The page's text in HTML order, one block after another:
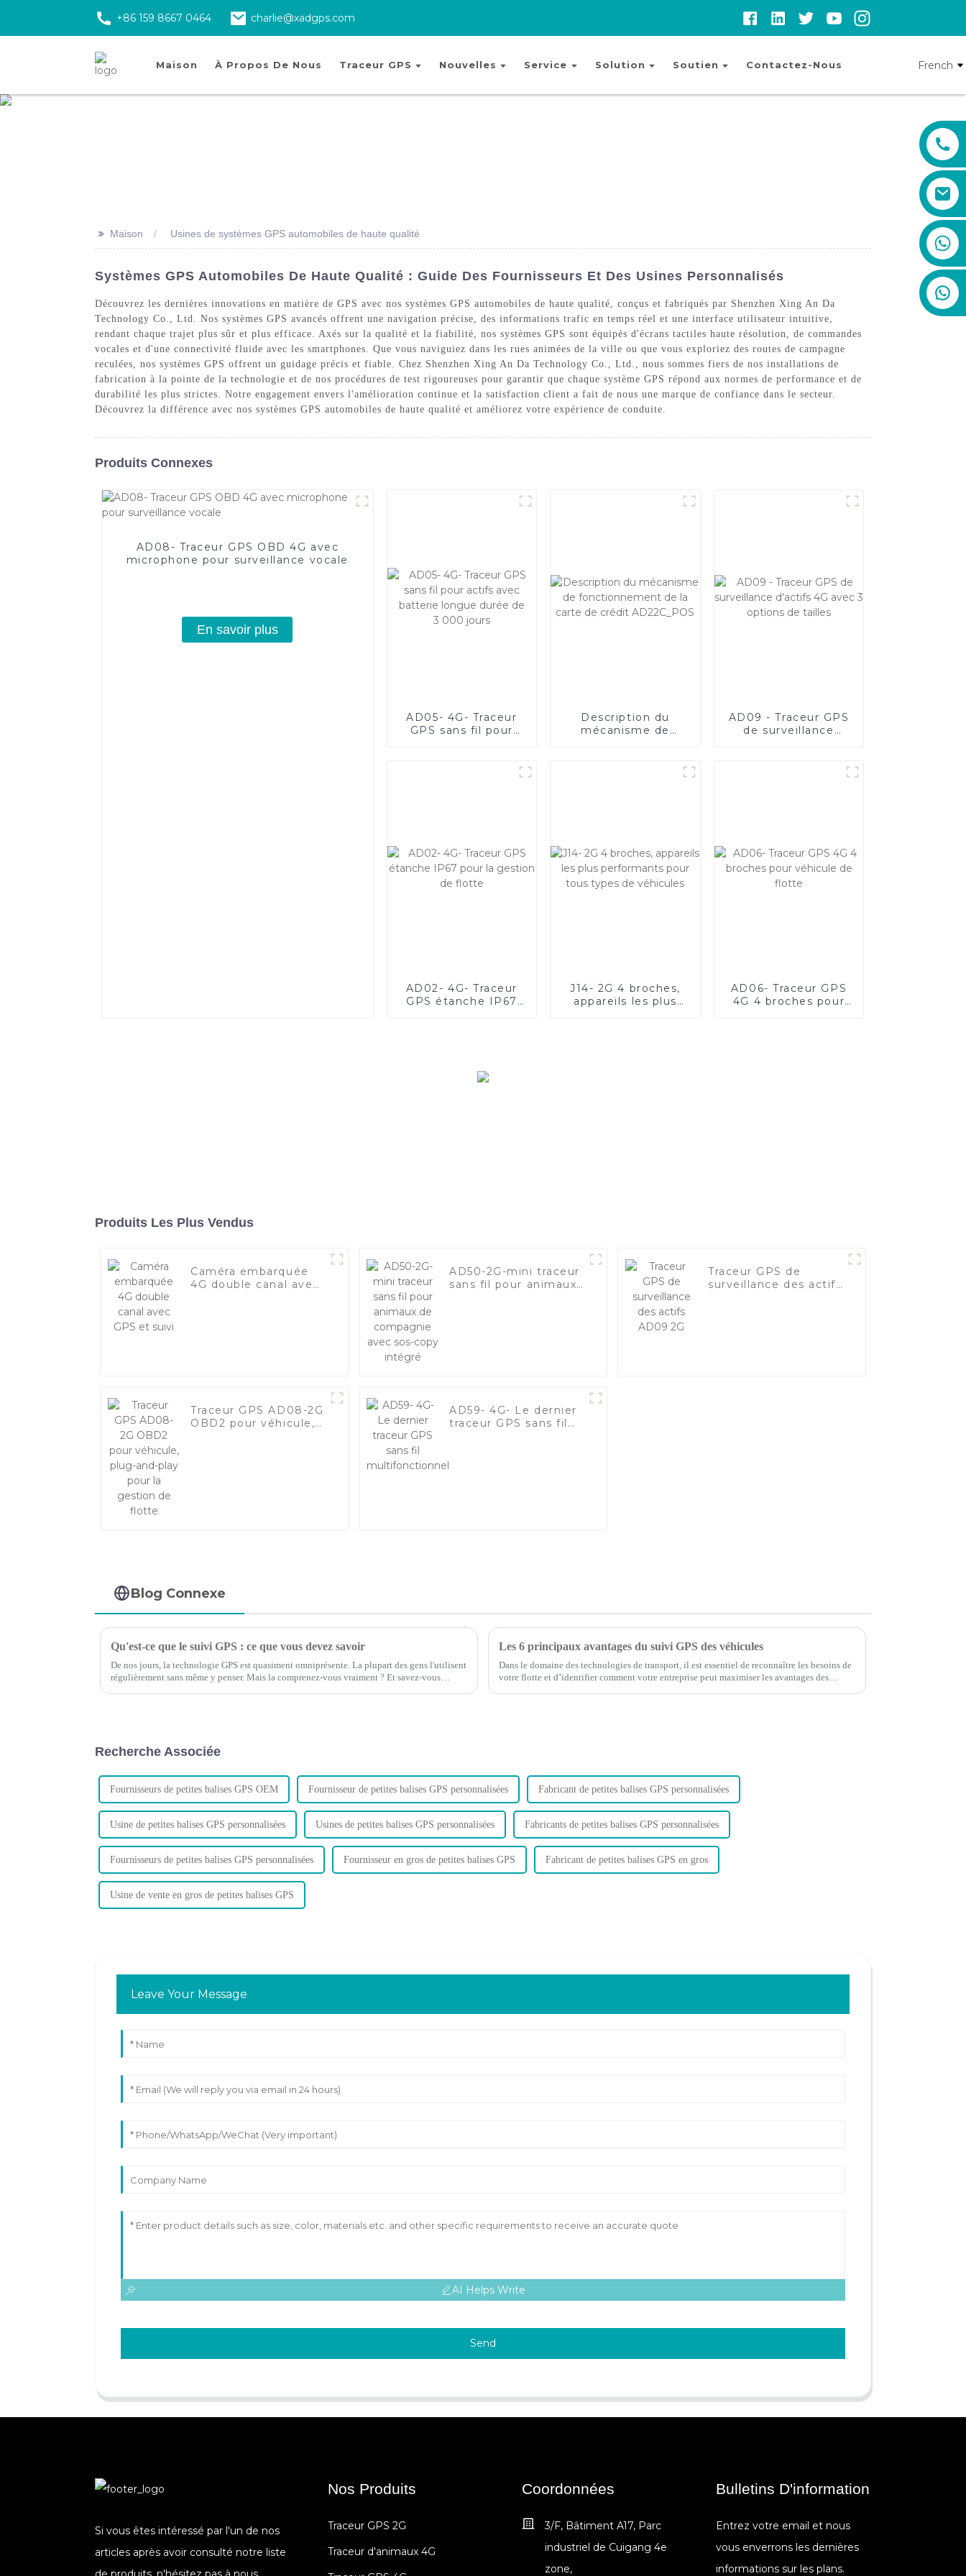
+86 159 8667 0464 charlie@xadgps.com
Maison À Propos De Nous Traceur GPS Nouvelles Service Solution Soutien Contactez-Nous French
>> Maison Usines de systèmes GPS automobiles de haute qualité
Systèmes GPS Automobiles De Haute Qualité : Guide Des Fournisseurs Et Des Usines Personnalisés
Découvrez les dernières innovations en matière de GPS avec nos systèmes GPS automobiles de haute qualité, conçus et fabriqués par Shenzhen Xing An Da
Technology Co., Ltd. Nos systèmes GPS avancés offrent une navigation précise, des informations trafic en temps réel et une interface utilisateur intuitive,
rendant chaque trajet plus sûr et plus efficace. Axés sur la qualité et la fiabilité, nos systèmes GPS sont équipés d'écrans tactiles haute résolution, de commandes
vocales et d'une connectivité fluide avec les smartphones. Que vous naviguiez dans les rues animées de la ville ou que vous exploriez des routes de campagne
reculées, nos systèmes GPS offrent un guidage précis et fiable. Chez Shenzhen Xing An Da Technology Co., Ltd., nous sommes fiers de nos installations de
fabrication à la pointe de la technologie et de nos procédures de test rigoureuses pour garantir que chaque système GPS répond aux normes de performance et de
durabilité les plus strictes. Notre engagement envers l'amélioration continue et la satisfaction client a fait de nous une marque de confiance dans le secteur.
Découvrez la différence avec nos systèmes GPS automobiles de haute qualité et améliorez votre expérience de conduite.
Produits Connexes
AD08- Traceur GPS OBD 4G avec
microphone pour surveillance vocale
En savoir plus
AD05- 4G- Traceur
GPS sans fil pour
Description du
mécanisme de
AD09 - Traceur GPS
de surveillance
AD02- 4G- Traceur
GPS étanche IP67
J14- 2G 4 broches,
appareils les plus
AD06- Traceur GPS
4G 4 broches pour
Produits Les Plus Vendus
Caméra embarquée
4G double canal avec
AD50-2G-mini traceur
sans fil pour animaux
Traceur GPS de
surveillance des actifs
Traceur GPS AD08-2G
OBD2 pour véhicule,
AD59- 4G- Le dernier
traceur GPS sans fil
Blog Connexe
Qu'est-ce que le suivi GPS : ce que vous devez savoir
De nos jours, la technologie GPS est quasiment omniprésente. La plupart des gens l'utilisent
régulièrement sans même y penser. Mais la comprenez-vous vraiment ? Et savez-vous
Les 6 principaux avantages du suivi GPS des véhicules
Dans le domaine des technologies de transport, il est essentiel de reconnaître les besoins de
votre flotte et d’identifier comment votre entreprise peut maximiser les avantages des
Recherche Associée
Fournisseurs de petites balises GPS OEM Fournisseur de petites balises GPS personnalisées Fabricant de petites balises GPS personnalisées
Usine de petites balises GPS personnalisées Usines de petites balises GPS personnalisées Fabricants de petites balises GPS personnalisées
Fournisseurs de petites balises GPS personnalisées Fournisseur en gros de petites balises GPS Fabricant de petites balises GPS en gros
Usine de vente en gros de petites balises GPS
Leave Your Message
AI Helps Write
Send
Si vous êtes intéressé par l'un de nos
articles après avoir consulté notre liste
Nos Produits
Traceur GPS 2G
Traceur d'animaux 4G
Coordonnées
3/F, Bâtiment A17, Parc
industriel de Cuigang 4e
zone,
Bulletins D'information
Entrez votre email et nous
vous enverrons les dernières
informations sur les plans.